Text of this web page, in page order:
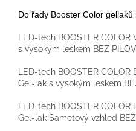
Do řady Booster Color
LED-tech BOOSTER
s vysokým leskem BEZ
LED-tech BOOSTER
Gel-lak s vysokým leskem
LED-tech BOOSTER
Gel-lak Sametový vzhled BEZ